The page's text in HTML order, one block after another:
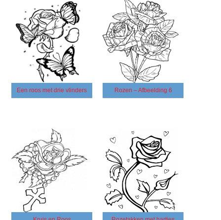
Een roos met drie vlinders Rozen – Afbeelding 6